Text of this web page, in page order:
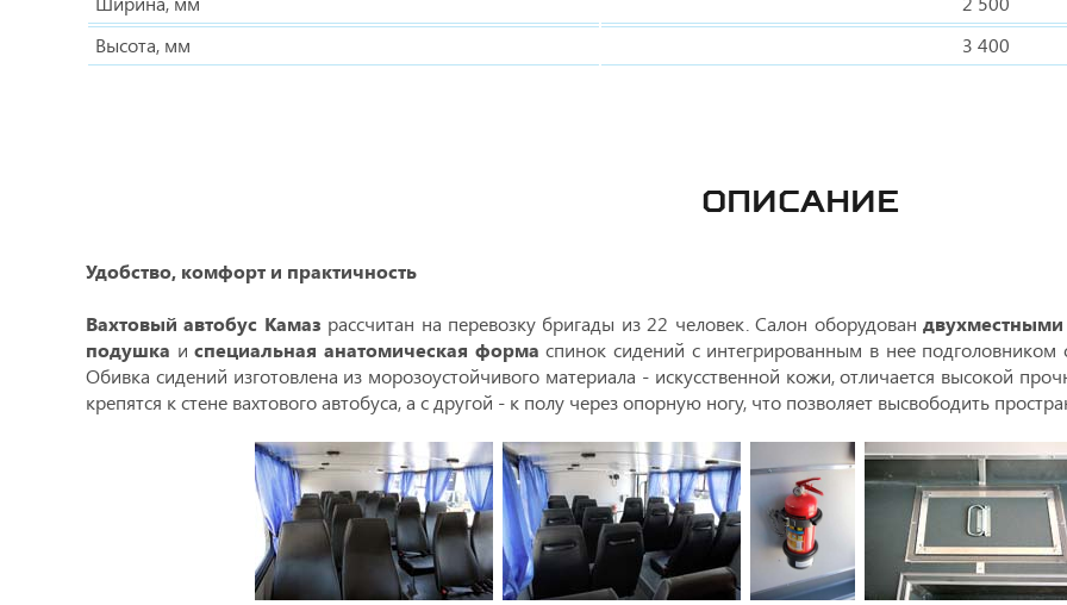
Высота, мм
3 400
ОПИСАНИЕ
Удобство, комфорт и практичность
Вахтовый автобус Камаз рассчитан на перевозку бригады из 22 человек. Салон оборудован
подушка испециальная анатомическая форма спинок сидений с интегрированным в нее подголовником
Обивка сидений изготовлена из морозоустойчивого материала - искусственной кожи, отличается высокой
крепятся к стене вахтового автобуса, а с другой - к полу через опорную ногу, что позволяет высвободить